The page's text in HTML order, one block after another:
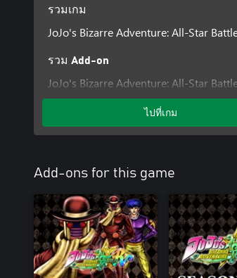
Based on the All-Star Battle system released
addition of hit stops and jump dashes. With
actors, the full atmosphere of the animated
original All-Star Battle and newcomers will be
*Individual season pass DLC will be available
รวมเกม
JoJo's Bizarre Adventure: All-Star
รวม Add-on
JoJo's Bizarre Adventure: All-Star
Animation Special Event color set (5
JoJo's Bizarre Adventure: All-Star Battle
Season Pass
ไปที่เกม
Add-ons for this game